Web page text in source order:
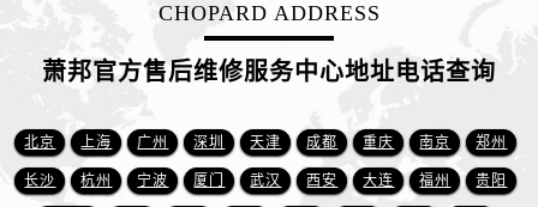
江苏省泰州市海陵区永定东路399号置地商务中心东塔（华润万象城）17层1706室萧邦售后服务中心（需提前预约）
江苏省扬州市邗江区国展路29号星耀天地写字楼1号楼18层1803室萧邦售后服务中心（需提前预约）
江苏省镇江市京口区中山东路萧邦售后服务中心（需提前预约）
CHOPARD ADDRESS
萧邦官方售后维修服务中心地址电话查询
北京 上海 广州 深圳 天津 成都 重庆 南京 郑州
长沙 杭州 宁波 厦门 武汉 西安 大连 福州 贵阳